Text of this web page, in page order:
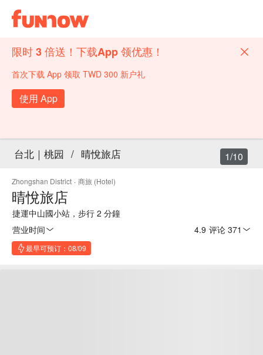
限时 3 倍送！下载App 领优惠！
首次下载 App 领取 TWD 300 新户礼
使用 App
台北｜桃园 / 晴悅旅店
Zhongshan District · 商旅 (Hotel)
晴悅旅店
捷運中山國小站，步行 2 分鐘
营业时间
4.9 评论 371
最早可预订：08/09
1/10